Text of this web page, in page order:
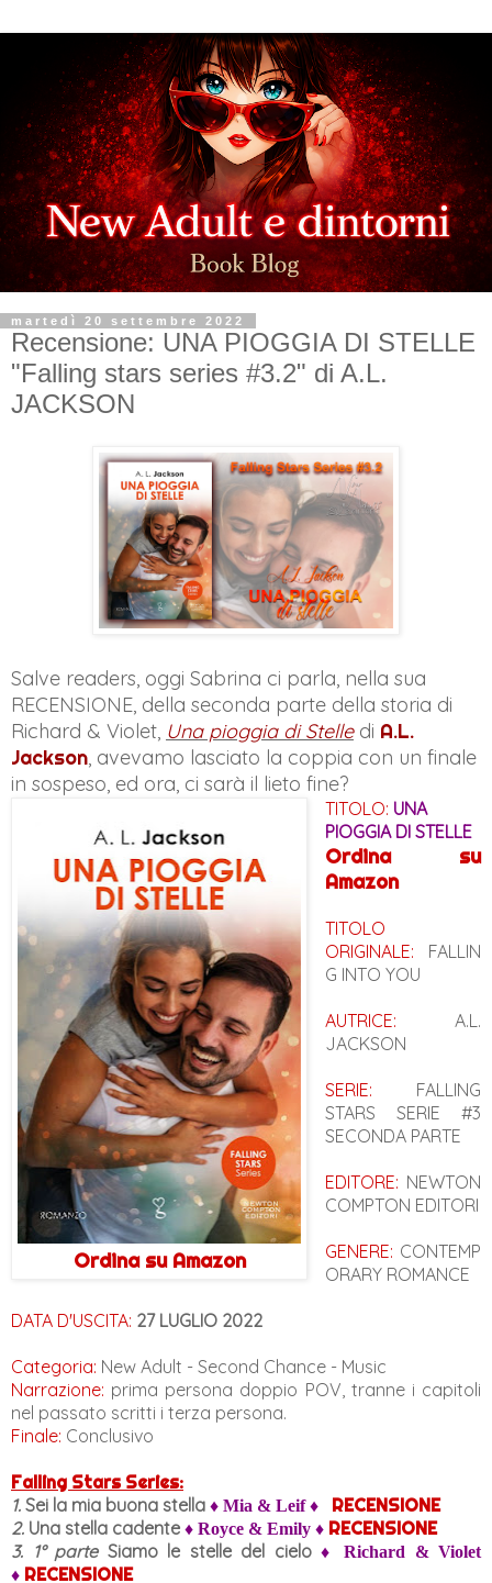
martedì 20 settembre 2022
Recensione: UNA PIOGGIA DI STELLE
"Falling stars series #3.2" di A.L.
JACKSON
Salve readers, oggi Sabrina ci parla, nella sua
RECENSIONE, della seconda parte della storia di
Richard & Violet, Una pioggia di Stelledi A.L.
Jackson, avevamo lasciato la coppia con un finale
in sospeso, ed ora, ci sarà il lieto fine?
Ordina su Amazon
TITOLO: UNA
PIOGGIA DI STELLE
Ordina su
Amazon
TITOLO
ORIGINALE: FALLIN
G INTO YOU
AUTRICE: A.L.
JACKSON
SERIE: FALLING
STARS SERIE #3
SECONDA PARTE
EDITORE: NEWTON
COMPTON EDITORI
GENERE: CONTEMP
ORARY ROMANCE
DATA D'USCITA: 27 LUGLIO 2022
Categoria: New Adult - Second Chance - Music
Narrazione: prima persona doppio POV, tranne i capitoli
nel passato scritti i terza persona.
Finale: Conclusivo
Falling Stars Series:
1. Sei la mia buona stella ♦ Mia & Leif ♦
RECENSIONE
2. Una stella cadente ♦ Royce & Emily ♦ RECENSIONE
3. 1° parte Siamo le stelle del cielo ♦ Richard & Violet
♦ RECENSIONE